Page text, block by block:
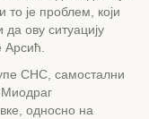
је проблем, који
ову ситуацију
СНС, самостални
односно на